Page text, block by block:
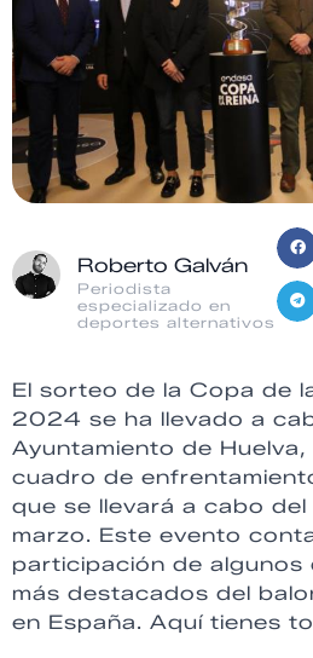
Roberto Galván
Periodista
especializado en
deportes alternativos
El sorteo de la Copa de
2024 se ha llevado a
Ayuntamiento de
cuadro de
que se llevará a cabo
marzo. Este evento
participación de algunos
más destacados del
en España. Aquí tienes